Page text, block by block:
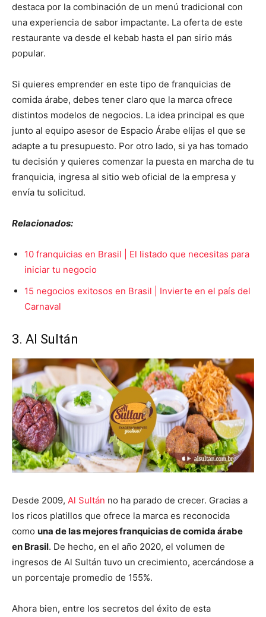
destaca por la combinación de un menú tradicional con
una experiencia de sabor impactante. La oferta de este
restaurante va desde el kebab hasta el pan sirio más
popular.
Si quieres emprender en este tipo de franquicias de
comida árabe, debes tener claro que la marca ofrece
distintos modelos de negocios. La idea principal es que
junto al equipo asesor de Espacio Árabe elijas el que se
adapte a tu presupuesto. Por otro lado, si ya has tomado
tu decisión y quieres comenzar la puesta en marcha de tu
franquicia, ingresa al sitio web oficial de la empresa y
envía tu solicitud.
Relacionados:
10 franquicias en Brasil | El listado que necesitas para
iniciar tu negocio
15 negocios exitosos en Brasil | Invierte en el país del
Carnaval
3. Al Sultán
Desde 2009, Al Sultán no ha parado de crecer. Gracias a
los ricos platillos que ofrece la marca es reconocida
como una de las mejores franquicias de comida árabe
en Brasil. De hecho, en el año 2020, el volumen de
ingresos de Al Sultán tuvo un crecimiento, acercándose a
un porcentaje promedio de 155%.
Ahora bien, entre los secretos del éxito de esta